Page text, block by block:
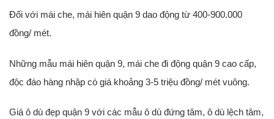
Đối với mái che, mái hiên quận 9 dao động từ 400-900.000
đồng/ mét.
Những mẫu mái hiên quận 9, mái che đi động quận 9 cao cấp,
độc đáo hàng nhập có giá khoảng 3-5 triệu đồng/ mét vuông.
Giá ô dù đẹp quận 9 với các mẫu ô dù đứng tâm, ô dù lệch tâm,